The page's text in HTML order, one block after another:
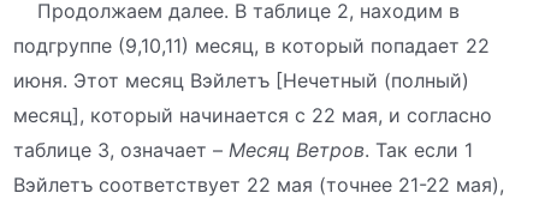
Продолжаем далее. В таблице 2, находим в
подгруппе (9,10,11) месяц, в который попадает 22
июня. Этот месяц Вэйлетъ [Нечетный (полный)
месяц], который начинается с 22 мая, и согласно
таблице 3, означает – Месяц Ветров. Так если 1
Вэйлетъ соответствует 22 мая (точнее 21-22 мая),